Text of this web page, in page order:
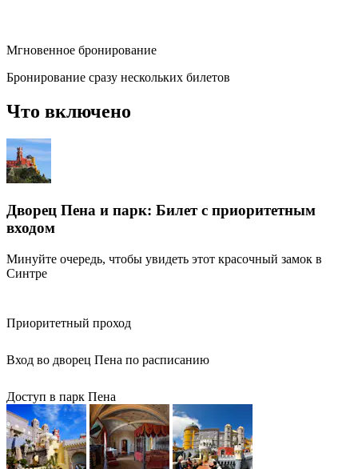
Мгновенное бронирование
Бронирование сразу нескольких билетов
Что включено
Дворец Пена и парк: Билет с приоритетным
входом
Минуйте очередь, чтобы увидеть этот красочный замок в
Синтре
Приоритетный проход
Вход во дворец Пена по расписанию
Доступ в парк Пена